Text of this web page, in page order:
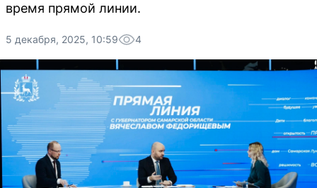
время прямой линии.
5 декабря, 2025, 10:59 4